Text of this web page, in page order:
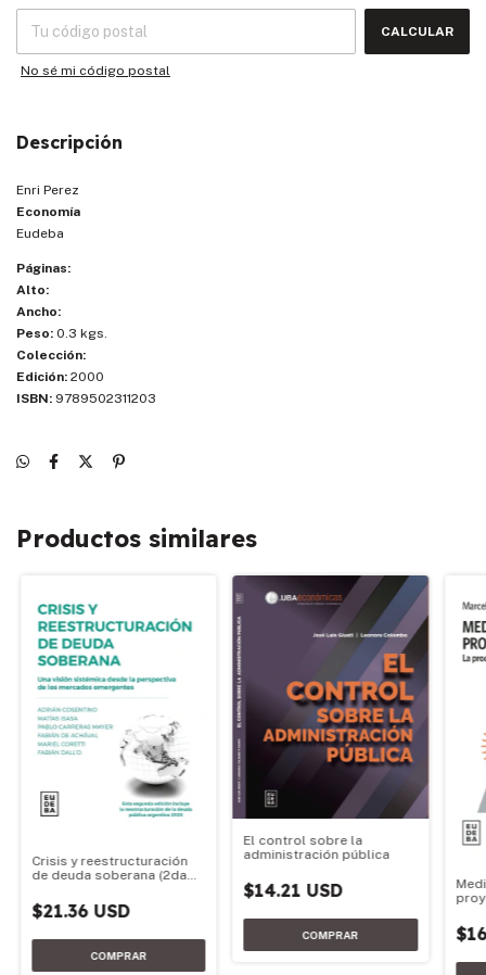
CALCULAR
No sé mi código postal
Descripción
Enri Perez
Economía
Eudeba
Páginas:
Alto:
Ancho:
Peso: 0.3 kgs.
Colección:
Edición: 2000
ISBN: 9789502311203
Productos similares
Crisis y reestructuración
de deuda soberana (2da
$21.36 USD
El control sobre la
administración pública
$14.21 USD